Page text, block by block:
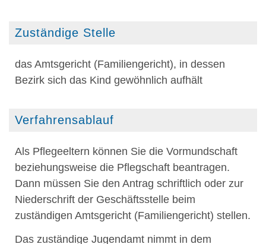
Zuständige Stelle
das Amtsgericht (Familiengericht), in dessen
Bezirk sich das Kind gewöhnlich aufhält
Verfahrensablauf
Als Pflegeeltern können Sie die Vormundschaft
beziehungsweise die Pflegschaft beantragen.
Dann müssen Sie den Antrag schriftlich oder zur
Niederschrift der Geschäftsstelle beim
zuständigen Amtsgericht (Familiengericht) stellen.
Das zuständige Jugendamt nimmt in dem